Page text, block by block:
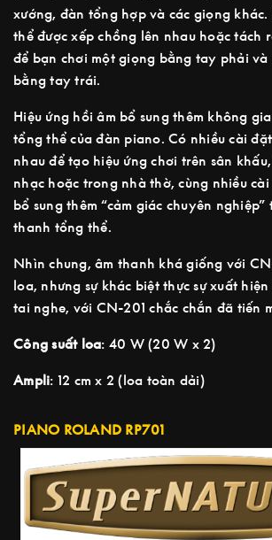
xướng, đàn tổng hợp và các giọng
thể được xếp chồng lên nhau hoặc tách
để bạn chơi một giọng bằng tay phải và
bằng tay trái.
Hiệu ứng hồi âm bổ sung thêm không
tổng thể của đàn piano. Có nhiều cài
nhau để tạo hiệu ứng chơi trên sân
nhạc hoặc trong nhà thờ, cùng nhiều
bổ sung thêm “cảm giác chuyên
thanh tổng thể.
Nhìn chung, âm thanh khá giống với
loa, nhưng sự khác biệt thực sự xuất
tai nghe, với CN-201 chắc chắn đã tiến
Công suất loa: 40 W (20 W x 2)
Ampli: 12 cm x 2 (loa toàn dải)
PIANO ROLAND RP701